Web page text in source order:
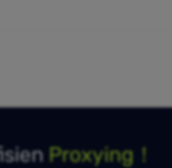
Proxying！